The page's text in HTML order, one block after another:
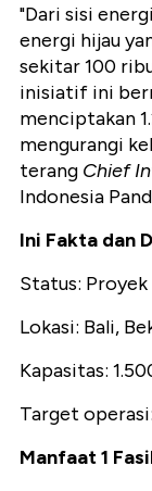
"Dari sisi
energi hijau
sekitar 100
inisiatif ini
menciptakan
mengurangi
terang Chief
Indonesia
Ini Fakta dan
Status:
Lokasi: Bali,
Kapasitas:
Target
Manfaat 1